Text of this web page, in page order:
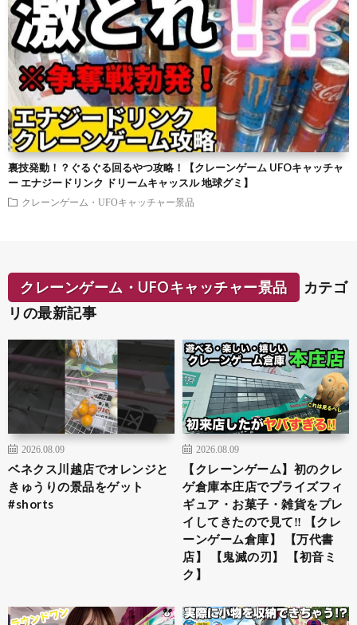
裏技発動！？ぐるぐる回るやつ攻略！【クレーンゲーム UFOキャッチャ
ー エナジードリンク ドリームキャッスル 地球グミ】
クレーンゲーム・UFOキャッチャー景品
クレーンゲーム・UFOキャッチャー景品
カテゴ
リの最新記事
2026.08.09
ベネクス川越店でオレンジと
きゅうりの景品をゲット
#shorts
2026.08.09
【クレーンゲーム】初のクレ
ゲ倉庫本庄店でプライズフィ
ギュア・お菓子・雑貨をプレ
イしてきたので見て‼︎ 【クレ
ーンゲーム倉庫】 【万代書
店】 【鬼滅の刃】 【初音ミ
ク】